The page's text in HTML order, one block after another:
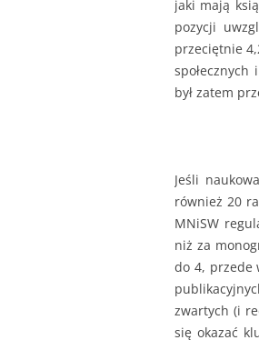
jaki mają
pozycji
przeciętnie
społecznych
był zatem
Jeśli
również 20
MNiSW
niż za
do 4, przede
zwartych (i
się okazać